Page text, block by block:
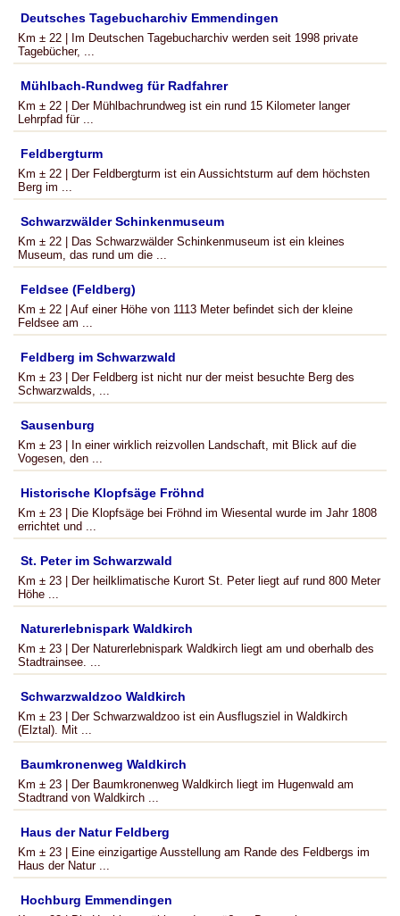
Deutsches Tagebucharchiv Emmendingen
Km ± 22 | Im Deutschen Tagebucharchiv werden seit 1998 private
Tagebücher, ...
Mühlbach-Rundweg für Radfahrer
Km ± 22 | Der Mühlbachrundweg ist ein rund 15 Kilometer langer
Lehrpfad für ...
Feldbergturm
Km ± 22 | Der Feldbergturm ist ein Aussichtsturm auf dem höchsten
Berg im ...
Schwarzwälder Schinkenmuseum
Km ± 22 | Das Schwarzwälder Schinkenmuseum ist ein kleines
Museum, das rund um die ...
Feldsee (Feldberg)
Km ± 22 | Auf einer Höhe von 1113 Meter befindet sich der kleine
Feldsee am ...
Feldberg im Schwarzwald
Km ± 23 | Der Feldberg ist nicht nur der meist besuchte Berg des
Schwarzwalds, ...
Sausenburg
Km ± 23 | In einer wirklich reizvollen Landschaft, mit Blick auf die
Vogesen, den ...
Historische Klopfsäge Fröhnd
Km ± 23 | Die Klopfsäge bei Fröhnd im Wiesental wurde im Jahr 1808
errichtet und ...
St. Peter im Schwarzwald
Km ± 23 | Der heilklimatische Kurort St. Peter liegt auf rund 800 Meter
Höhe ...
Naturerlebnispark Waldkirch
Km ± 23 | Der Naturerlebnispark Waldkirch liegt am und oberhalb des
Stadtrainsee. ...
Schwarzwaldzoo Waldkirch
Km ± 23 | Der Schwarzwaldzoo ist ein Ausflugsziel in Waldkirch
(Elztal). Mit ...
Baumkronenweg Waldkirch
Km ± 23 | Der Baumkronenweg Waldkirch liegt im Hugenwald am
Stadtrand von Waldkirch ...
Haus der Natur Feldberg
Km ± 23 | Eine einzigartige Ausstellung am Rande des Feldbergs im
Haus der Natur ...
Hochburg Emmendingen